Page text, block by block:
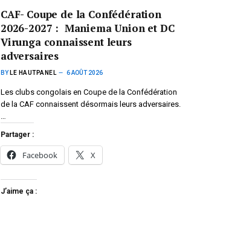
CAF- Coupe de la Confédération
2026-2027 : Maniema Union et DC
Virunga connaissent leurs
adversaires
BY LE HAUTPANEL 6 AOÛT 2026
Les clubs congolais en Coupe de la Confédération
de la CAF connaissent désormais leurs adversaires.
…
Partager :
Facebook X
J’aime ça :